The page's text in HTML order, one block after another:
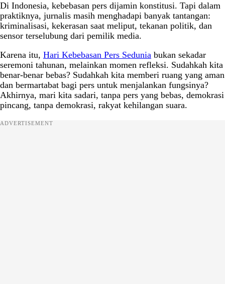
Di Indonesia, kebebasan pers dijamin konstitusi. Tapi dalam
praktiknya, jurnalis masih menghadapi banyak tantangan:
kriminalisasi, kekerasan saat meliput, tekanan politik, dan
sensor terselubung dari pemilik media.
Karena itu, Hari Kebebasan Pers Sedunia bukan sekadar
seremoni tahunan, melainkan momen refleksi. Sudahkah kita
benar-benar bebas? Sudahkah kita memberi ruang yang aman
dan bermartabat bagi pers untuk menjalankan fungsinya?
Akhirnya, mari kita sadari, tanpa pers yang bebas, demokrasi
pincang, tanpa demokrasi, rakyat kehilangan suara.
ADVERTISEMENT